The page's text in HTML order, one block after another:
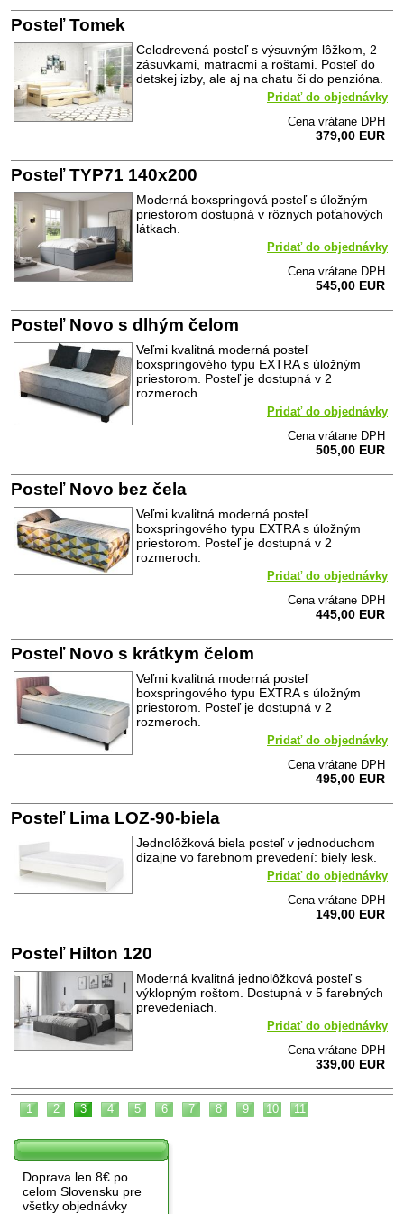
Posteľ Tomek
Celodrevená posteľ s výsuvným lôžkom, 2
zásuvkami, matracmi a roštami. Posteľ do
detskej izby, ale aj na chatu či do penzióna.
Pridať do objednávky
Cena vrátane DPH
379,00 EUR
Posteľ TYP71 140x200
Moderná boxspringová posteľ s úložným
priestorom dostupná v rôznych poťahových
látkach.
Pridať do objednávky
Cena vrátane DPH
545,00 EUR
Posteľ Novo s dlhým čelom
Veľmi kvalitná moderná posteľ
boxspringového typu EXTRA s úložným
priestorom. Posteľ je dostupná v 2
rozmeroch.
Pridať do objednávky
Cena vrátane DPH
505,00 EUR
Posteľ Novo bez čela
Veľmi kvalitná moderná posteľ
boxspringového typu EXTRA s úložným
priestorom. Posteľ je dostupná v 2
rozmeroch.
Pridať do objednávky
Cena vrátane DPH
445,00 EUR
Posteľ Novo s krátkym čelom
Veľmi kvalitná moderná posteľ
boxspringového typu EXTRA s úložným
priestorom. Posteľ je dostupná v 2
rozmeroch.
Pridať do objednávky
Cena vrátane DPH
495,00 EUR
Posteľ Lima LOZ-90-biela
Jednolôžková biela posteľ v jednoduchom
dizajne vo farebnom prevedení: biely lesk.
Pridať do objednávky
Cena vrátane DPH
149,00 EUR
Posteľ Hilton 120
Moderná kvalitná jednolôžková posteľ s
výklopným roštom. Dostupná v 5 farebných
prevedeniach.
Pridať do objednávky
Cena vrátane DPH
339,00 EUR
1 2 3 4 5 6 7 8 9 10 11
Doprava len 8€ po
celom Slovensku pre
všetky objednávky